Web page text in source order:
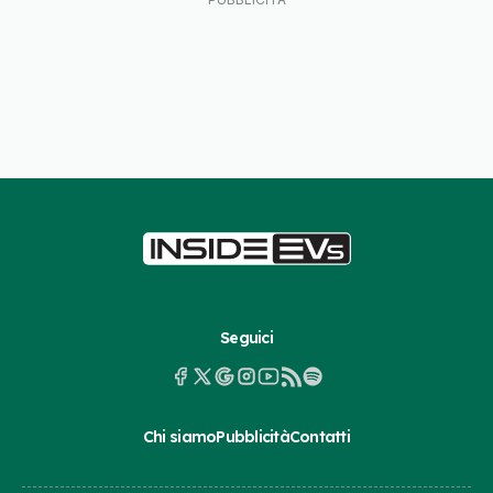
Seguici
Chi siamoPubblicitàContatti